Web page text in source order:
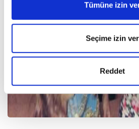
Tümüne izin
Seçime izin ver
Reddet